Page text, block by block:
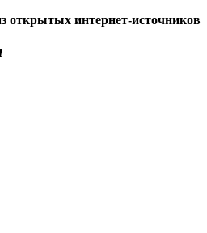
открытых интернет-источников